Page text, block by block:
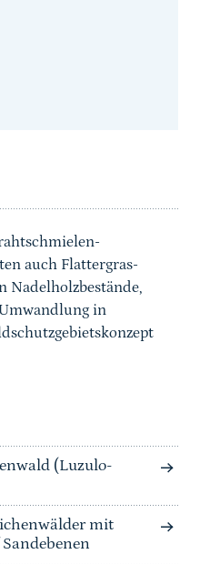
auch Flattergras-
Nadelholzbestände,
in
(Luzulo-
mit